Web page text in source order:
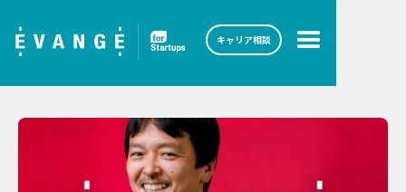
キャリア相談